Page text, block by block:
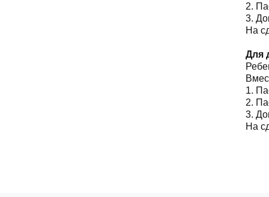
2.
3.
На
Для
1.
2.
3.
На